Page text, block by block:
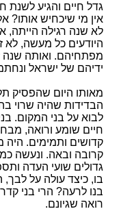
גדל חיים והגיע לשנת
אין מי שיכחיש אותו?
לא שנה רגילה הייתה,
היודעים כל מעשה, לא
מפתחיהם. ואותה שנה
ידיהם של ישראל
מאותו היום שהפסיק
הבדידות שהיה שרוי
לבוא על בני המקום.
חיים שומע ורואה,
קדושים ותמימים.
קרובה ובאה. ונעשה
גדולים שועי העדה
בו, כיצד עולה על לבך,
בנו לרעה? הרי בני
רואה שגיונם.